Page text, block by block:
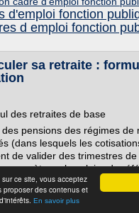
ce site, vous acceptez
proposer des contenus et
En savoir plus
d'emploi fonction
d emploi fonction
sa retraite :
des retraites de base
pensions des régimes de
(dans lesquels les
de valider des trimestres
paramètres : le salaire de
validés, la durée
pension. Ces critères